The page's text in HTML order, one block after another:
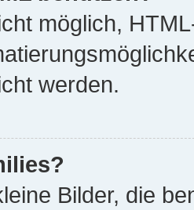
möglich,
werden.
Bilder, die